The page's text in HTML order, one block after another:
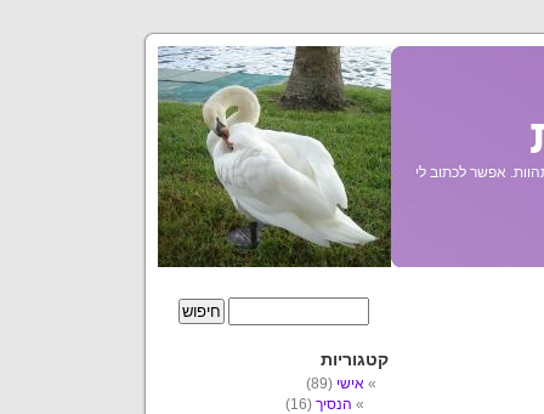
אפשר לכתוב לי
קטגוריות
אישי (89)
הנסיך (16)